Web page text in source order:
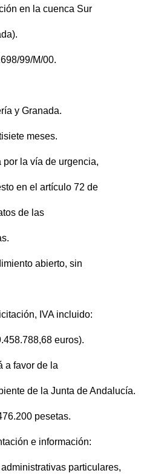
en la cuenca Sur
99/M/00.
y Granada.
meses.
por la vía de urgencia,
en el artículo 72 de
de las
abierto, sin
IVA incluido:
euros).
a favor de la
de la Junta de Andalucía.
pesetas.
e información:
particulares,